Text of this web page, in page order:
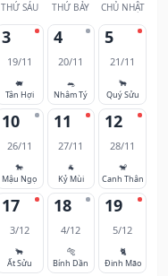
THỨ SÁU THỨ BẢY CHỦ NHẬT
3
19/11
🐖
Tân Hợi
4
20/11
🐀
Nhâm Tý
5
21/11
🐂
Quý Sửu
10
26/11
🐎
Mậu Ngọ
11
27/11
🐐
Kỷ Mùi
12
28/11
🐒
Canh Thân
17
3/12
🐂
Ất Sửu
18
4/12
🐅
Bính Dần
19
5/12
🐈
Đinh Mão